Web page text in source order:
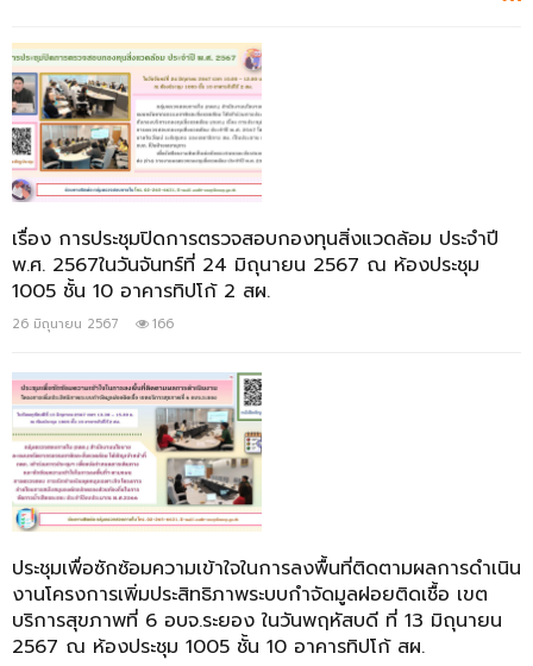
เรื่อง การประชุมปิดการตรวจสอบกองทุนสิ่งแวดล้อม ประจำปี
พ.ศ. 2567ในวันจันทร์ที่ 24 มิถุนายน 2567 ณ ห้องประชุม
1005 ชั้น 10 อาคารทิปโก้ 2 สผ.
26 มิถุนายน 2567 166
ประชุมเพื่อซักซ้อมความเข้าใจในการลงพื้นที่ติดตามผลการดำเนิน
งานโครงการเพิ่มประสิทธิภาพระบบกำจัดมูลฝอยติดเชื้อ เขต
บริการสุขภาพที่ 6 อบจ.ระยอง ในวันพฤหัสบดี ที่ 13 มิถุนายน
2567 ณ ห้องประชุม 1005 ชั้น 10 อาคารทิปโก้ สผ.